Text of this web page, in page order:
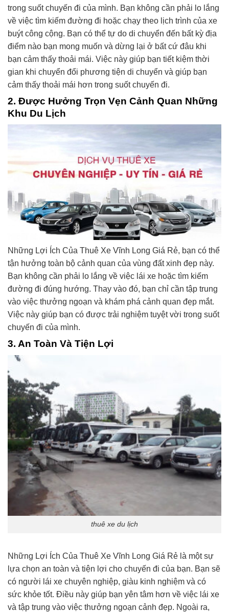
trong suốt chuyến đi của mình. Bạn không cần phải lo lắng
về việc tìm kiếm đường đi hoặc chạy theo lịch trình của xe
buýt công cộng. Bạn có thể tự do di chuyển đến bất kỳ địa
điểm nào bạn mong muốn và dừng lại ở bất cứ đâu khi
bạn cảm thấy thoải mái. Việc này giúp bạn tiết kiệm thời
gian khi chuyển đổi phương tiện di chuyển và giúp bạn
cảm thấy thoải mái hơn trong suốt chuyến đi.
2. Được Hưởng Trọn Vẹn Cảnh Quan Những
Khu Du Lịch
Những Lợi Ích Của Thuê Xe Vĩnh Long Giá Rẻ, bạn có thể
tận hưởng toàn bộ cảnh quan của vùng đất xinh đẹp này.
Bạn không cần phải lo lắng về việc lái xe hoặc tìm kiếm
đường đi đúng hướng. Thay vào đó, bạn chỉ cần tập trung
vào việc thưởng ngoạn và khám phá cảnh quan đẹp mắt.
Việc này giúp bạn có được trải nghiệm tuyệt vời trong suốt
chuyến đi của mình.
3. An Toàn Và Tiện Lợi
thuê xe du lịch
Những Lợi Ích Của Thuê Xe Vĩnh Long Giá Rẻ là một sự
lựa chọn an toàn và tiện lợi cho chuyến đi của bạn. Bạn sẽ
có người lái xe chuyên nghiệp, giàu kinh nghiệm và có
sức khỏe tốt. Điều này giúp bạn yên tâm hơn về việc lái xe
và tập trung vào việc thưởng ngoạn cảnh đẹp. Ngoài ra,